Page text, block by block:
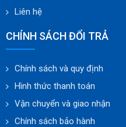
Liên hệ
CHÍNH SÁCH ĐỔI TRẢ
Chính sách và quy định
Hình thức thanh toán
Vận chuyển và giao nhận
Chính sách bảo hành